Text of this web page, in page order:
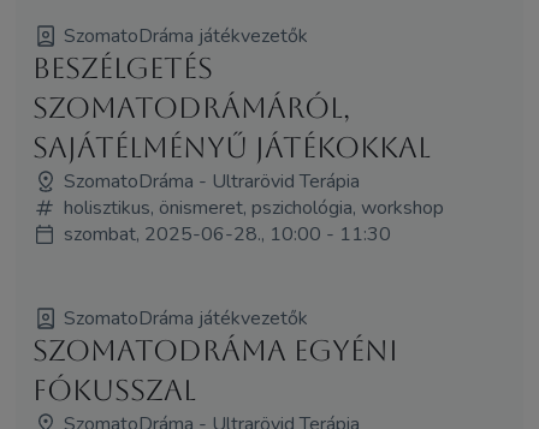
SzomatoDráma játékvezetők
Beszélgetés
SzomatoDrámáról,
sajátélményű játékokkal
SzomatoDráma - Ultrarövid Terápia
holisztikus, önismeret, pszichológia, workshop
szombat, 2025-06-28., 10:00 - 11:30
SzomatoDráma játékvezetők
SzomatoDráma Egyéni
fókusszal